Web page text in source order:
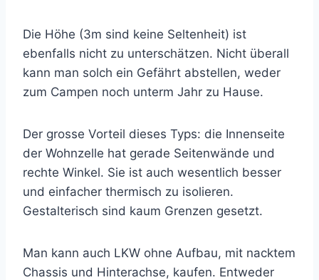
Die Höhe (3m sind keine Seltenheit) ist
ebenfalls nicht zu unterschätzen. Nicht überall
kann man solch ein Gefährt abstellen, weder
zum Campen noch unterm Jahr zu Hause.
Der grosse Vorteil dieses Typs: die Innenseite
der Wohnzelle hat gerade Seitenwände und
rechte Winkel. Sie ist auch wesentlich besser
und einfacher thermisch zu isolieren.
Gestalterisch sind kaum Grenzen gesetzt.
Man kann auch LKW ohne Aufbau, mit nacktem
Chassis und Hinterachse, kaufen. Entweder